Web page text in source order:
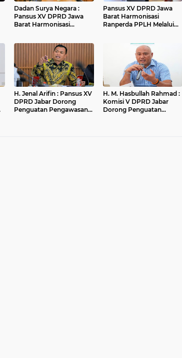
Dadan Surya Negara :
Pansus XV DPRD Jawa
Barat Harmonisasi
Pansus XV DPRD Jawa
Barat Harmonisasi
Ranperda PPLH Melalui
H. Jenal Arifin : Pansus XV
DPRD Jabar Dorong
Penguatan Pengawasan
H. M. Hasbullah Rahmad :
Komisi V DPRD Jabar
Dorong Penguatan